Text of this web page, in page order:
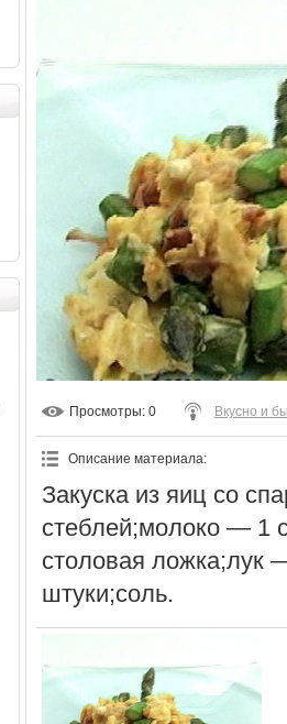
Просмотры: 0 Вкусно и
Описание материала:
Закуска из яиц со
стеблей;молоко — 1
столовая
штуки;соль.